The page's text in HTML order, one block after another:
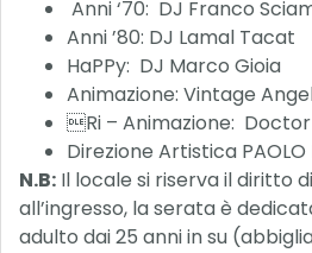
Anni ‘70: DJ Franco
Anni ’80: DJ Lamal Tacat
HaPPy: DJ Marco Gioia
Animazione: Vintage
Ri – Animazione:
Direzione Artistica PAOLO
N.B: Il locale si riserva il diritto
all’ingresso, la serata è
adulto dai 25 anni in su